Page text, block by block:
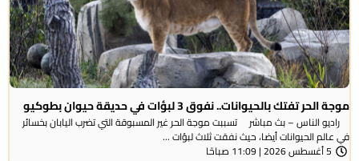
موجة الحر تفتك بالحيوانات.. نفوق 3 لبؤات في حديقة حيوان بطوكيو
راديو الناس – بث مباشر تسببت موجة الحر غير المسبوقة التي تضرب اليابان بخسائر
في عالم الحيوانات أيضا، حيث نفقت ثلاث لبؤات ...
5 أغسطس 2026 | 11:09 صباحًا